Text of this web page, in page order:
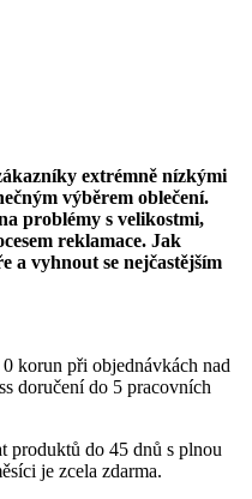
extrémně nízkými
výběrem oblečení.
problémy s velikostmi,
reklamace. Jak
a vyhnout se nejčastějším
korun při objednávkách nad
doručení do 5 pracovních
produktů do 45 dnů s plnou
je zcela zdarma.